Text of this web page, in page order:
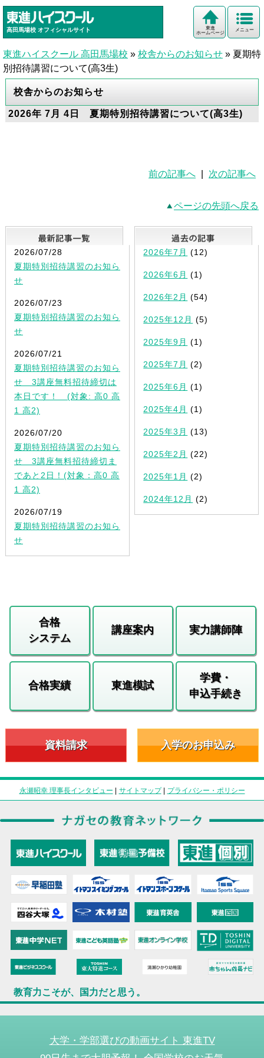
高田馬場校 オフィシャルサイト メニュー
東進
ホームページ
東進ハイスクール 高田馬場校 » 校舎からのお知らせ » 夏期特
別招待講習について(高3生)
校舎からのお知らせ
2026年 7月 4日 夏期特別招待講習について(高3生)
前の記事へ 次の記事へ
ページの先頭へ戻る
最新記事一覧
2026/07/28
夏期特別招待講習のお知ら
せ
2026/07/23
夏期特別招待講習のお知ら
せ
2026/07/21
夏期特別招待講習のお知ら
せ 3講座無料招待締切は
本日です！ (対象: 高0 高
1 高2)
2026/07/20
夏期特別招待講習のお知ら
せ 3講座無料招待締切ま
であと2日！(対象：高0 高
1 高2)
2026/07/19
夏期特別招待講習のお知ら
せ
2026年7月 (12)
2026年6月 (1)
2026年2月 (54)
2025年12月 (5)
2025年9月 (1)
2025年7月 (2)
2025年6月 (1)
2025年4月 (1)
2025年3月 (13)
2025年2月 (22)
2025年1月 (2)
2024年12月 (2)
合格
システム
講座案内 実力講師陣
合格実績 東進模試
学費・
申込手続き
資料請求 入学のお申込み
永瀬昭幸 理事長インタビュー | サイトマップ| プライバシー・ポリシー
教育力こそが、国力だと思う。
大学・学部選びの動画サイト 東進TV